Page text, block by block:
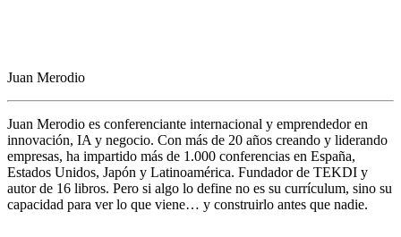
Juan Merodio
Juan Merodio es conferenciante internacional y emprendedor en
innovación, IA y negocio. Con más de 20 años creando y liderando
empresas, ha impartido más de 1.000 conferencias en España,
Estados Unidos, Japón y Latinoamérica. Fundador de TEKDI y
autor de 16 libros. Pero si algo lo define no es su currículum, sino su
capacidad para ver lo que viene… y construirlo antes que nadie.